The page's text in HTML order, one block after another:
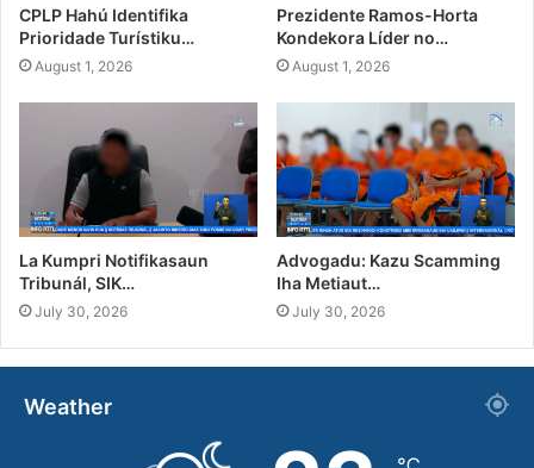
CPLP Hahú Identifika
Prioridade Turístiku…
August 1, 2026
Prezidente Ramos-Horta
Kondekora Líder no…
August 1, 2026
La Kumpri Notifikasaun
Tribunál, SIK…
July 30, 2026
Advogadu: Kazu Scamming
Iha Metiaut…
July 30, 2026
Weather